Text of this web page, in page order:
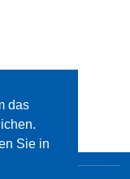
das
Sie in